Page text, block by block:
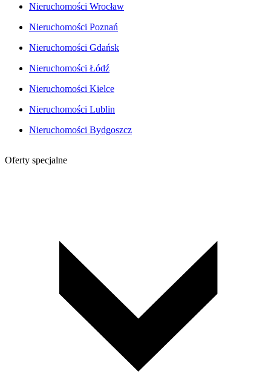
Nieruchomości Wrocław
Nieruchomości Poznań
Nieruchomości Gdańsk
Nieruchomości Łódź
Nieruchomości Kielce
Nieruchomości Lublin
Nieruchomości Bydgoszcz
Oferty specjalne